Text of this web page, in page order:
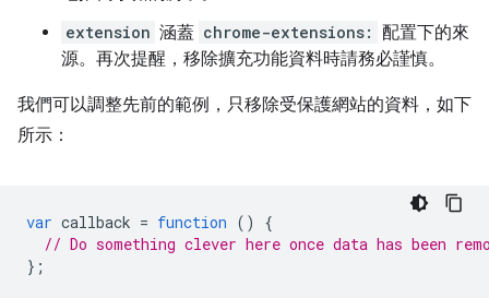
extension 涵蓋 chrome-extensions: 配置下的來
源。再次提醒，移除擴充功能資料時請務必謹慎。
我們可以調整先前的範例，只移除受保護網站的資料，如下
所示：
var callback = function ()
{
// Do something clever here once data has been
};